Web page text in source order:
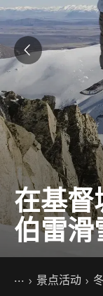
在基督
伯雷滑
你的位置
主页景点活动